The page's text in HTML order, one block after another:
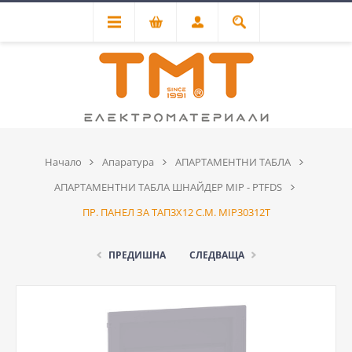
Начало Апаратура
АПАРТАМЕНТНИ ТАБЛА
АПАРТАМЕНТНИ ТАБЛА ШНАЙДЕР MIP - PTFDS
ПР. ПАНЕЛ ЗА ТАП3Х12 С.М. MIP30312T
ПРЕДИШНА СЛЕДВАЩА